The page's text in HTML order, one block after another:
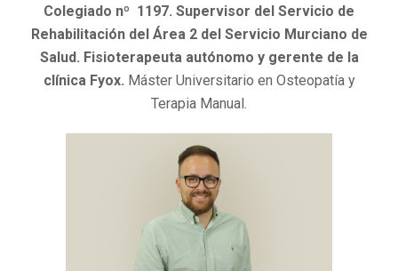
Colegiado nº 1197. Supervisor del Servicio de
Rehabilitación del Área 2 del Servicio Murciano de
Salud. Fisioterapeuta autónomo y gerente de la
clínica Fyox. Máster Universitario en Osteopatía y
Terapia Manual.